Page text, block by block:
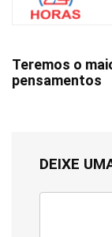
Teremos o
pensamentos
DEIXE